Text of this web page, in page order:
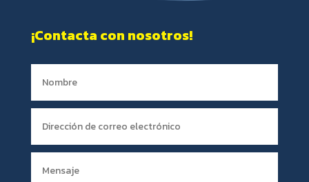
¡Contacta con nosotros!